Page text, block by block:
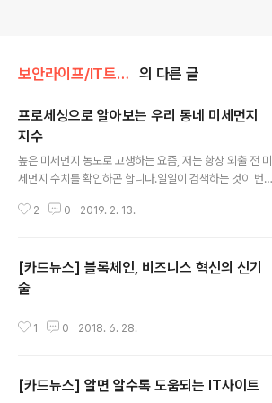
보안라이프/IT트렌드 의 다른 글
프로세싱으로 알아보는 우리 동네 미세먼지
지수
높은 미세먼지 농도로 고생하는 요즘, 저는 항상 외출 전 미
세먼지 수치를 확인하곤 합니다.일일이 검색하는 것이 번
데요. 오늘은 다양한 미세먼지 알림 어플리케이션이 어떻
공데이터포털 api 발급받기 공공데이터포털은 국가가 보
유한 다양한 데이터를 국민들이 쉽게 활용할 수 있도록 행
세먼지, 기온 등 다양한 정보를 다운로드하거나 오픈 api를
ww.data.go.kr)에 접속..
2 0 2019. 2. 13.
[카드뉴스] 블록체인, 비즈니스 혁신의 신기
술
1 0 2018. 6. 28.
[카드뉴스] 알면 알수록 도움되는 IT사이트